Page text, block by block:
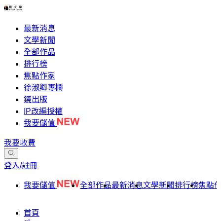
最新消息
文學新聞
全部作品
排行榜
焦點作家
徐淑卿專欄
鏡出版
IP改編授權
我要儲值
我要收費
登入/註冊
我要儲值 全部作品最新消息文學新聞排行榜焦點
首頁